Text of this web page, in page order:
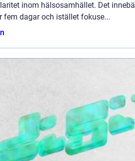
inom hälsosamhället. Det
fem dagar och istället fokuse...